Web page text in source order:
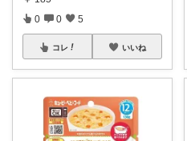
0 0 5
コレ いいね